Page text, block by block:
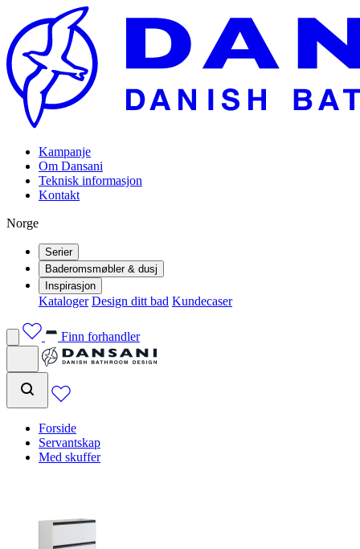
Kampanje
Om Dansani
Teknisk informasjon
Kontakt
Norge
Serier
Baderomsmøbler & dusj
Inspirasjon
Kataloger Design ditt bad Kundecaser
Finn forhandler
Forside
Servantskap
Med skuffer